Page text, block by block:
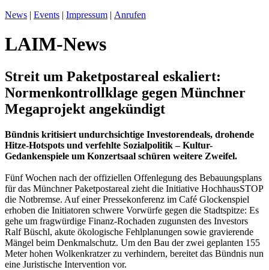
News | Events | Impressum | Anrufen
LAIM-News
Streit um Paketpostareal eskaliert:
Normenkontrollklage gegen Münchner
Megaprojekt angekündigt
Bündnis kritisiert undurchsichtige Investorendeals, drohende
Hitze-Hotspots und verfehlte Sozialpolitik – Kultur-
Gedankenspiele um Konzertsaal schüren weitere Zweifel.
Fünf Wochen nach der offiziellen Offenlegung des Bebauungsplans
für das Münchner Paketpostareal zieht die Initiative HochhausSTOP
die Notbremse. Auf einer Pressekonferenz im Café Glockenspiel
erhoben die Initiatoren schwere Vorwürfe gegen die Stadtspitze: Es
gehe um fragwürdige Finanz-Rochaden zugunsten des Investors
Ralf Büschl, akute ökologische Fehlplanungen sowie gravierende
Mängel beim Denkmalschutz. Um den Bau der zwei geplanten 155
Meter hohen Wolkenkratzer zu verhindern, bereitet das Bündnis nun
eine Juristische Intervention vor.